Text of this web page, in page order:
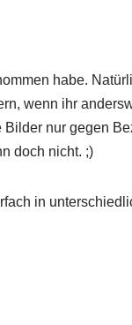
habe.
wenn ihr
nur gegen
doch nicht. ;)
in